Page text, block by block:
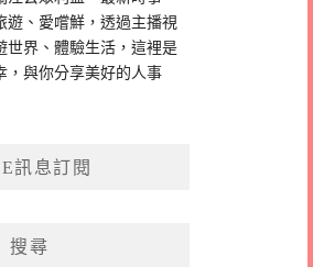
遊、愛嚐鮮，透過主播視
世界、體驗生活，這裡是
，與你分享美好的人事
訊息訂閱
搜尋